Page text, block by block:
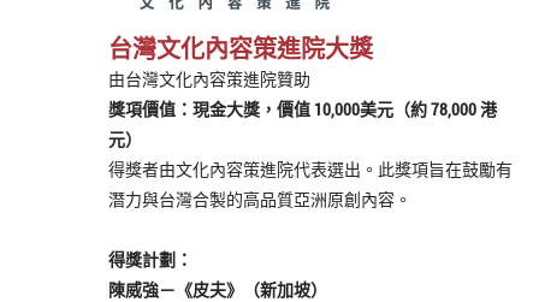
台灣文化內容策進院大獎
由台灣文化內容策進院贊助
獎項價值：現金大獎，價值 10,000美元（約 78,000 港
元）
得獎者由文化內容策進院代表選出。此獎項旨在鼓勵有
潛力與台灣合製的高品質亞洲原創內容。
得獎計劃：
陳威強－《皮夫》（新加坡）